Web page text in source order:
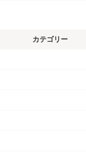
カテゴリー